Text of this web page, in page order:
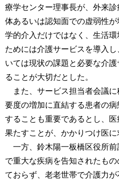
療学センター理事長が、外来
体あるいは認知面での虚弱性
学的介入だけではなく、生活
ためには介護サービスを導入
いては現状の課題と必要な介
ることが大切だとした。
また、サービス担当者会議に
要度の増加に直結する患者の
することも重要であるとし、
果たすことが、かかりつけ医に
一方、鈴木陽一板橋区役所前
で重大な疾病を告知されたも
ておらず、老老世帯で介護力